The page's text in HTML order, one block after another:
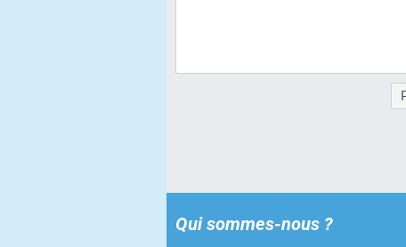
Qui sommes-nous ?